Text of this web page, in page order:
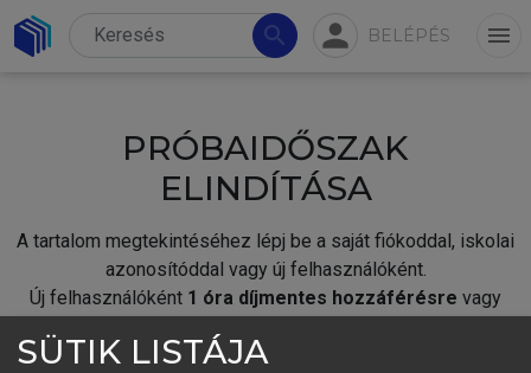
search person BELÉPÉS menu
PRÓBAIDŐSZAK
ELINDÍTÁSA
A tartalom megtekintéséhez lépj be a saját fiókoddal, iskolai
azonosítóddal vagy új felhasználóként.
Új felhasználóként 1 óra díjmentes hozzáférésre vagy
SÜTIK LISTÁJA